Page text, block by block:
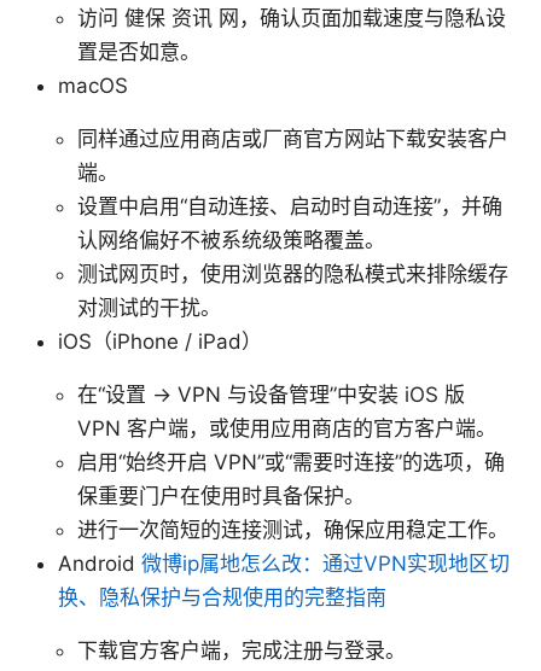
访问 健保 资讯 网，确认页面加载速度与隐私设
置是否如意。
macOS
同样通过应用商店或厂商官方网站下载安装客户
端。
设置中启用“自动连接、启动时自动连接”，并确
认网络偏好不被系统级策略覆盖。
测试网页时，使用浏览器的隐私模式来排除缓存
对测试的干扰。
iOS（iPhone / iPad）
在“设置 -> VPN 与设备管理”中安装 iOS 版
VPN 客户端，或使用应用商店的官方客户端。
启用“始终开启 VPN”或“需要时连接”的选项，确
保重要门户在使用时具备保护。
进行一次简短的连接测试，确保应用稳定工作。
Android 微博ip属地怎么改：通过VPN实现地区切
换、隐私保护与合规使用的完整指南
下载官方客户端，完成注册与登录。